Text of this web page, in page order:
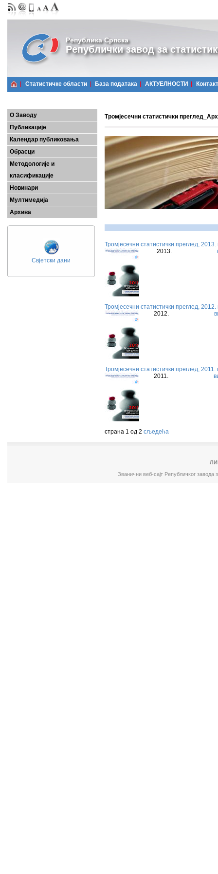
Република Српска
Републички завод за
Статистичке области Базa података АКТУЕЛНОСТИ Контакт
О Заводу
Публикације
Календар публиковања
Обрасци
Методологије и
класификације
Новинари
Мултимедија
Архива
Свјетски дани
Тромјесечни статистички
Тромјесечни статистички преглед, 2013.
2013.
Тромјесечни статистички преглед, 2012.
2012.
Тромјесечни статистички преглед, 2011.
2011.
страна 1 од 2 сљедећа
Званични веб-сајт Републичког